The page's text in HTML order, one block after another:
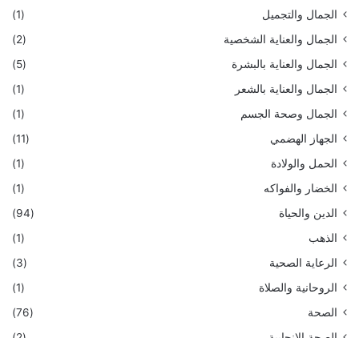
الجمال والتجميل
(1)
الجمال والعناية الشخصية
(2)
الجمال والعناية بالبشرة
(5)
الجمال والعناية بالشعر
(1)
الجمال وصحة الجسم
(1)
الجهاز الهضمي
(11)
الحمل والولادة
(1)
الخضار والفواكه
(1)
الدين والحياة
(94)
الذهب
(1)
الرعاية الصحية
(3)
الروحانية والصلاة
(1)
الصحة
(76)